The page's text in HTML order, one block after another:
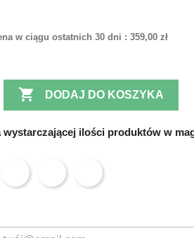
w ciągu ostatnich 30 dni : 359,00 zł
 DODAJ DO KOSZYKA
wystarczającej ilości produktów w